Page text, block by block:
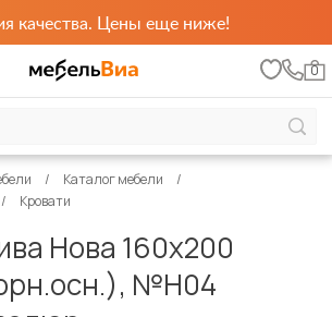
качества. Цены еще ниже!
0
Каталог мебели
Кровати
Нова 160х200
№Н04